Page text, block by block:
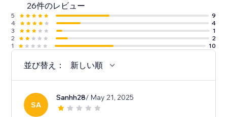
26件のレビュー
5
9
4
4
3
1
2
2
1
10
並び替え： 新しい順
SA
Sanhh28/ May 21, 2025